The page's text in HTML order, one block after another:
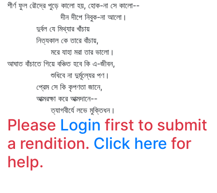
শীর্ণ ফুল রৌদ্রে পুড়ে কালো হয়, হোক-না সে কালো--
দীন দীপে নিবুক-না আলো।
দুর্বল যে মিথ্যার খাঁচায়
নিত্যকাল কে তারে বাঁচায়,
মরে যাহা মরা তার ভালো।
আঘাত বাঁচাতে গিয়ে বঞ্চিত হবে কি এ-জীবন,
শুধিবে না দুর্মূল্যের পণ।
প্রেম সে কি কৃপণতা জানে,
আত্মরক্ষা করে আত্মদানে--
ত্যাগবীর্যে লভে মুক্তিধন।
Please Login first to submit
a rendition. Click here for
help.